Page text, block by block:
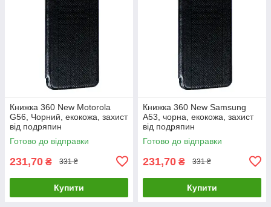
Книжка 360 New Motorola
G56, Чорний, екокожа, захист
від подряпин
Готово до відправки
231,70 ₴ 331 ₴
Купити
Книжка 360 New Samsung
A53, чорна, екокожа, захист
від подряпин
Готово до відправки
231,70 ₴ 331 ₴
Купити